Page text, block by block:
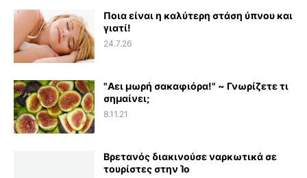
Ποια είναι η καλύτερη στάση ύπνου και
γιατί!
24.7.26
"Αει μωρή σακαφιόρα!" ~ Γνωρίζετε τι
σημαίνει;
8.11.21
Βρετανός διακινούσε ναρκωτικά σε
τουρίστες στην Ίο